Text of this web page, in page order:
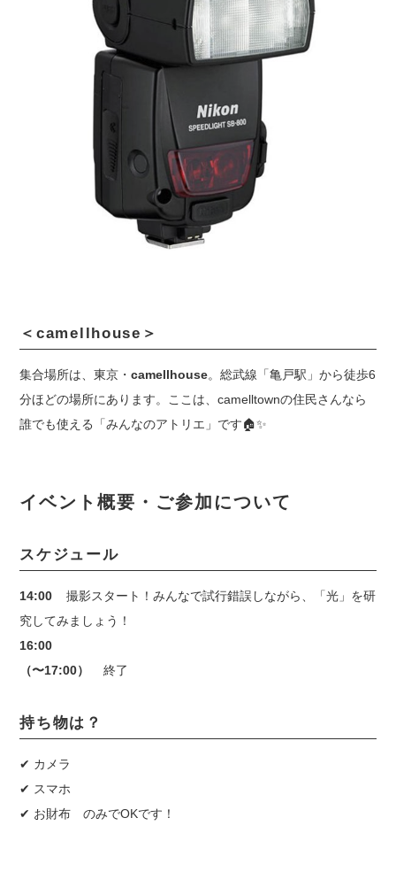
＜camellhouse＞
集合場所は、東京・camellhouse。総武線「亀戸駅」から徒歩6
分ほどの場所にあります。ここは、camelltownの住民さんなら
誰でも使える「みんなのアトリエ」です🏠✨
イベント概要・ご参加について
スケジュール
14:00撮影スタート！みんなで試行錯誤しながら、「光」を研
究してみましょう！
16:00
（〜17:00）終了
持ち物は？
✔ ︎ カメラ
✔ ︎ スマホ
✔ ︎ お財布 のみでOKです！